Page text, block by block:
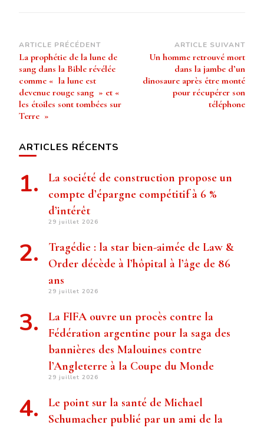
Navigation
d’article
ARTICLE PRÉCÉDENT
La prophétie de la lune de
sang dans la Bible révélée
comme « la lune est
devenue rouge sang » et «
les étoiles sont tombées sur
Terre »
ARTICLE SUIVANT
Un homme retrouvé mort
dans la jambe d’un
dinosaure après être monté
pour récupérer son
téléphone
ARTICLES RÉCENTS
La société de construction propose un
compte d’épargne compétitif à 6 %
d’intérêt
29 juillet 2026
Tragédie : la star bien-aimée de Law &
Order décède à l’hôpital à l’âge de 86
ans
29 juillet 2026
La FIFA ouvre un procès contre la
Fédération argentine pour la saga des
bannières des Malouines contre
l’Angleterre à la Coupe du Monde
29 juillet 2026
Le point sur la santé de Michael
Schumacher publié par un ami de la